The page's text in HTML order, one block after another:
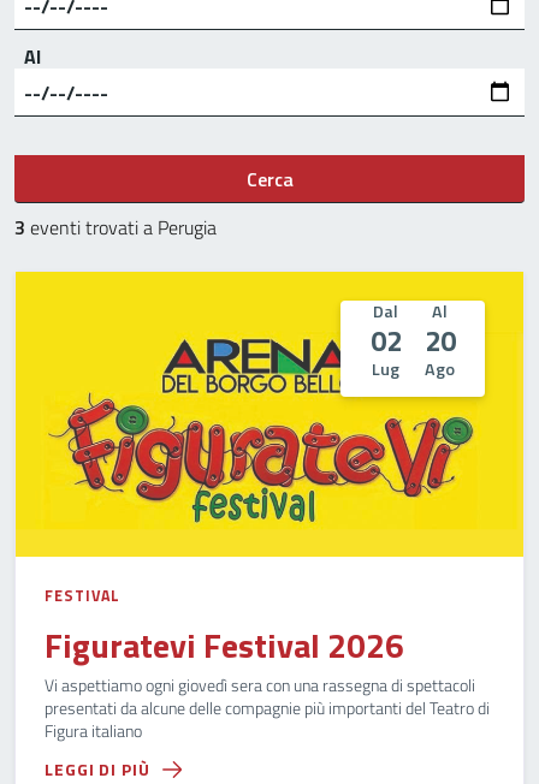
Al
Cerca
3 eventi trovati a Perugia
Dal
02
Lug
Al
20
Ago
FESTIVAL
Figuratevi Festival 2026
Vi aspettiamo ogni giovedì sera con una rassegna di spettacoli
presentati da alcune delle compagnie più importanti del Teatro di
Figura italiano
LEGGI DI PIÙ